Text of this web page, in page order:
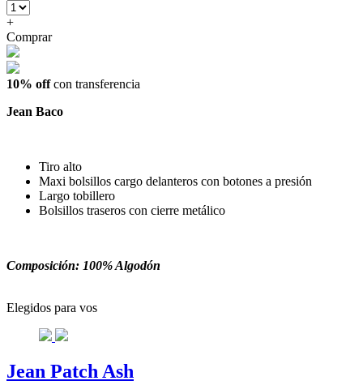
+
Comprar
10% offcon transferencia
Jean Baco
Tiro alto
Maxi bolsillos cargo delanteros con botones a presión
Largo tobillero
Bolsillos traseros con cierre metálico
Composición: 100% Algodón
Elegidos para vos
Jean Patch Ash